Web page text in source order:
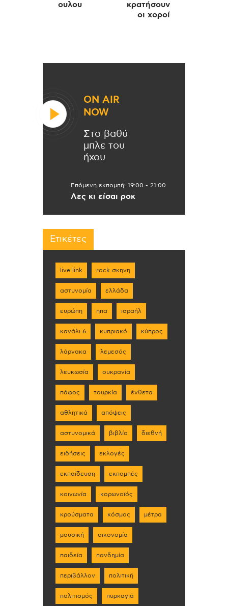
ουλου
κρατήσουν
οι χοροί
ON AIR
NOW
Στο βαθύ
μπλε του
ήχου
Επόμενη εκπομπή: 19:00 - 21:00
Λες κι είσαι ροκ
Ετικέτες
live link rock σκηνη
αστυνομία ελλάδα
ευρώπη ηπα ισραήλ
κανάλι 6 κυπριακό κύπρος
λάρνακα λεμεσός
λευκωσία ουκρανία
πάφος τουρκία ένθετα
αθλητικά απόψεις
αστυνομικά βιβλίο διεθνή
ειδήσεις εκλογές
εκπαίδευση εκπομπές
κοινωνία κορωνοϊός
κρούσματα κόσμος μέτρα
μουσική οικονομία
παιδεία πανδημία
περιβάλλον πολιτική
πολιτισμός πυρκαγιά